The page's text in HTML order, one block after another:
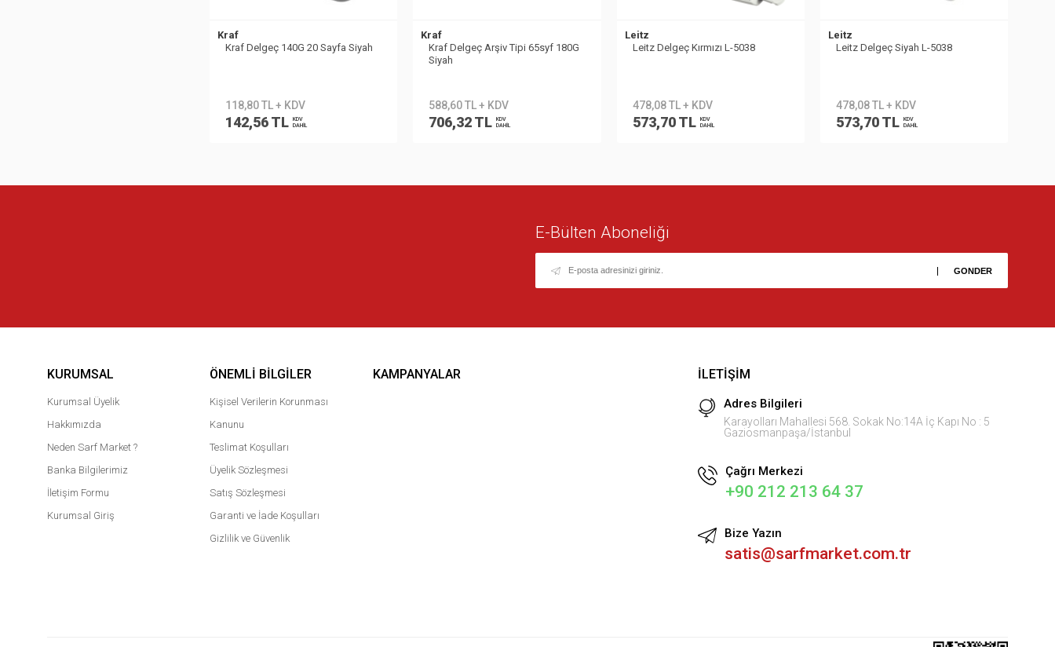
Kraf
Kraf Delgeç 140G 20 Sayfa Siyah
118,80 TL + KDV
142,56 TL
KDV
DAHİL
Kraf
Kraf Delgeç Arşiv Tipi 65syf 180G
Siyah
588,60 TL + KDV
706,32 TL
KDV
DAHİL
Leitz
Leitz Delgeç Kırmızı L-5038
478,08 TL + KDV
573,70 TL
KDV
DAHİL
Leitz
Leitz Delgeç Siyah L-5038
478,08 TL + KDV
573,70 TL
KDV
DAHİL
E-Bülten Aboneliği
KURUMSAL
Kurumsal Üyelik
Hakkımızda
Neden Sarf Market ?
Banka Bilgilerimiz
İletişim Formu
Kurumsal Giriş
ÖNEMLI BILGILER
Kişisel Verilerin Korunması
Kanunu
Teslimat Koşulları
Üyelik Sözleşmesi
Satış Sözleşmesi
Garanti ve İade Koşulları
Gizlilik ve Güvenlik
KAMPANYALAR İLETIŞIM
Adres Bilgileri
Karayolları Mahallesi 568. Sokak No:14A İç Kapı No : 5
Gaziosmanpaşa/İstanbul
Çağrı Merkezi
+90 212 213 64 37
Bize Yazın
satis@sarfmarket.com.tr